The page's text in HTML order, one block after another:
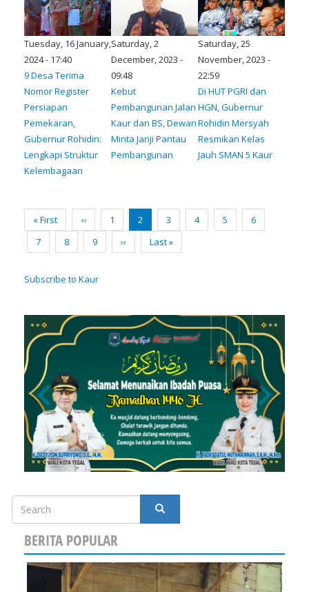
Tuesday, 16 January,
2024 - 17:40
9 Desa Terima
Nomor Register
Persiapan
Pemekaran,
Gubernur Rohidin:
Lengkapi Struktur
Kelembagaan
Saturday, 2
December, 2023 -
09:48
Kebut
Pembangunan Jalan
Kaur dan BS, Dewan
Minta Janji Pantau
Pembangunan
Saturday, 25
November, 2023 -
22:59
Di HUT PGRI dan
HGN, Gubernur
Rohidin Mersyah
Resmikan Kelas
Jauh SMAN 5 Kaur
Pagination
First
page
« First
Previous
page
‹‹ Page
1
Current
page
2 Page
3 Page
4 Page
5 Page
6
Page
7 Page
8 Page
9
Next
page
››
Last
page
Last »
Subscribe to Kaur
Search
SEARCH
BERITA POPULAR